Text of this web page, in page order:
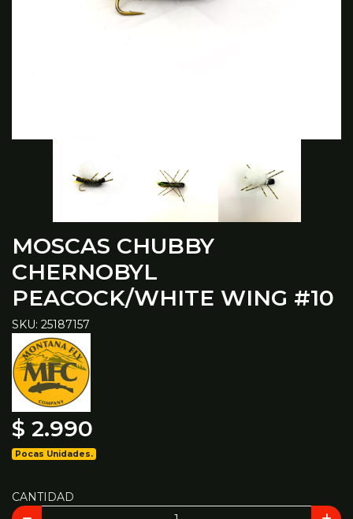
MOSCAS CHUBBY
CHERNOBYL
PEACOCK/WHITE WING #10
SKU: 25187157
$ 2.990
Pocas Unidades.
CANTIDAD